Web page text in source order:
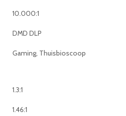
10.000:1
DMD DLP
Gaming, Thuisbioscoop
1.3:1
1.46:1